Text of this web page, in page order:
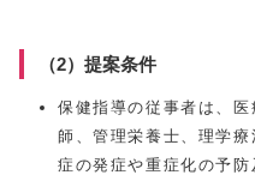
（2）提案条件
保健指導の従事者は、
師、管理栄養士、理学
症の発症や重症化の予